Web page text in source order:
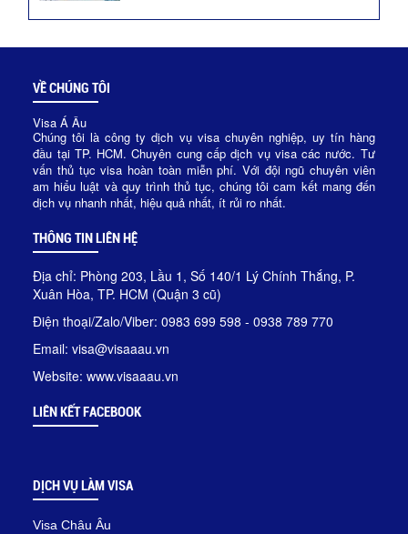
VỀ CHÚNG TÔI
Visa Á Âu
Chúng tôi là công ty dịch vụ visa chuyên nghiệp, uy tín hàng
đầu tại TP. HCM. Chuyên cung cấp dịch vụ visa các nước. Tư
vấn thủ tục visa hoàn toàn miễn phí. Với đội ngũ chuyên viên
am hiểu luật và quy trình thủ tục, chúng tôi cam kết mang đến
dịch vụ nhanh nhất, hiệu quả nhất, ít rủi ro nhất.
THÔNG TIN LIÊN HỆ
Địa chỉ: Phòng 203, Lầu 1, Số 140/1 Lý Chính Thắng, P.
Xuân Hòa, TP. HCM (Quận 3 cũ)
Điện thoại/Zalo/Viber: 0983 699 598 - 0938 789 770
Email: visa@visaaau.vn
Website: www.visaaau.vn
LIÊN KẾT FACEBOOK
DỊCH VỤ LÀM VISA
Visa Châu Âu